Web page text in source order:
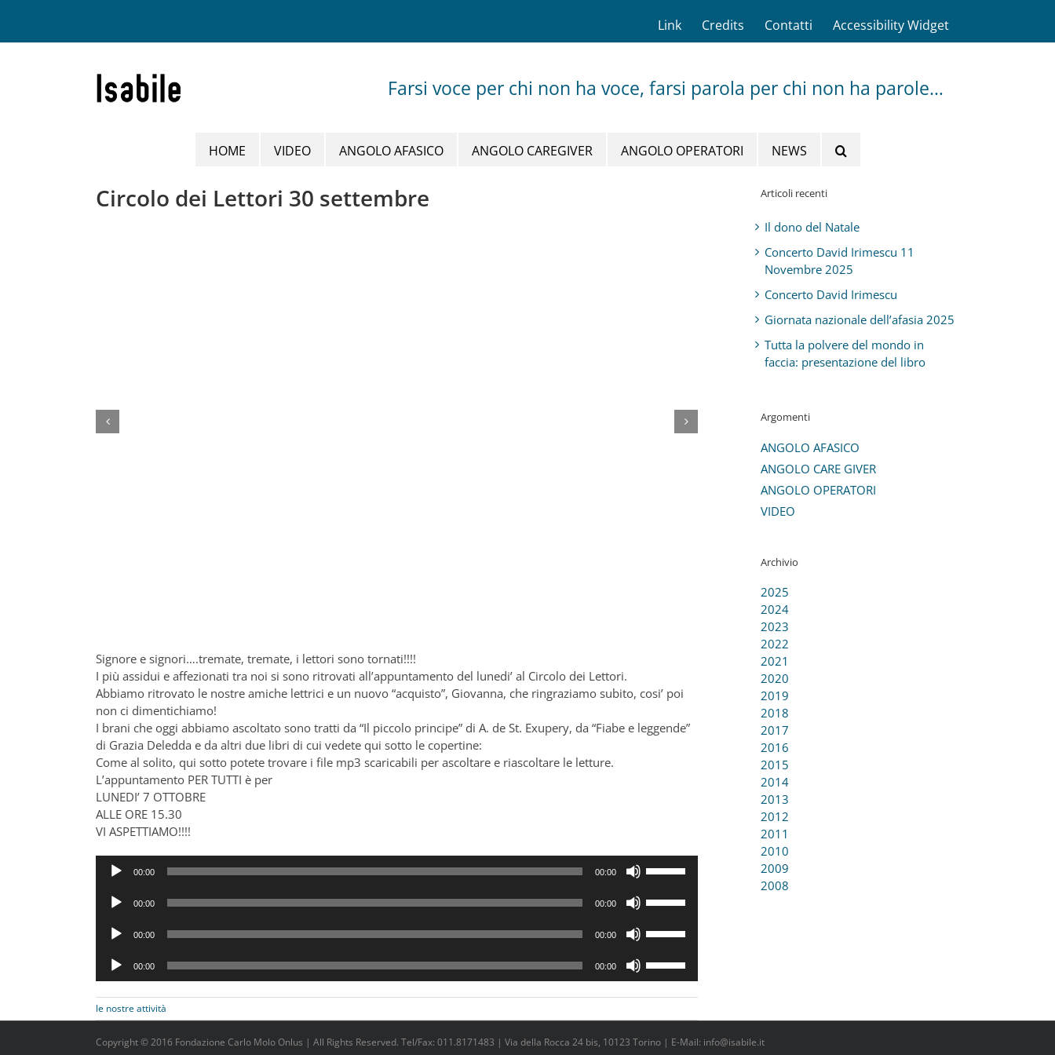
contenuto
Link Credits Contatti Accessibility Widget
Farsi voce per chi non ha voce, farsi parola per chi non ha parole…
HOME VIDEO ANGOLO AFASICO ANGOLO CAREGIVER ANGOLO OPERATORI NEWS
Circolo dei Lettori 30 settembre
Signore e signori….tremate, tremate, i lettori sono tornati!!!!
I più assidui e affezionati tra noi si sono ritrovati all’appuntamento del lunedi’ al Circolo dei Lettori.
Abbiamo ritrovato le nostre amiche lettrici e un nuovo “acquisto”, Giovanna, che ringraziamo subito, cosi’ poi
non ci dimentichiamo!
I brani che oggi abbiamo ascoltato sono tratti da “Il piccolo principe” di A. de St. Exupery, da “Fiabe e leggende”
di Grazia Deledda e da altri due libri di cui vedete qui sotto le copertine:
Come al solito, qui sotto potete trovare i file mp3 scaricabili per ascoltare e riascoltare le letture.
L’appuntamento PER TUTTI è per
LUNEDI’ 7 OTTOBRE
ALLE ORE 15.30
VI ASPETTIAMO!!!!
Audio
Player
00:00 00:00
tasti
su/giù
aumentare
o
diminuire
il
volume.
Audio
Player
00:00 00:00
tasti
su/giù
per
aumentare
il
Audio
Player
00:00 00:00
tasti
su/giù
o
Audio
Player
00:00 00:00
per
le nostre attività
Articoli recenti
Il dono del Natale
Concerto David Irimescu 11
Novembre 2025
Concerto David Irimescu
Giornata nazionale dell’afasia 2025
Tutta la polvere del mondo in
faccia: presentazione del libro
Argomenti
ANGOLO AFASICO
ANGOLO CARE GIVER
ANGOLO OPERATORI
VIDEO
Archivio
2025
2024
2023
2022
2021
2020
2019
2018
2017
2016
2015
2014
2013
2012
2011
2010
2009
2008
Copyright © 2016 Fondazione Carlo Molo Onlus | All Rights Reserved. Tel/Fax: 011.8171483 | Via della Rocca 24 bis, 10123 Torino | E-Mail: info@isabile.it